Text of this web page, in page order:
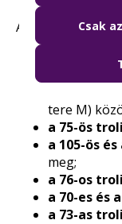
A Hősök tere, a
a 20E
autóbusz
tere M)
a 75-ös
a 105-ös
meg;
a 76-os
a 70-es és
a 73-as
Csak